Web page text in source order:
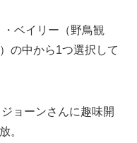
ベイリー（野鳥観
の中から1つ選択して
ョーンさんに趣味開
。